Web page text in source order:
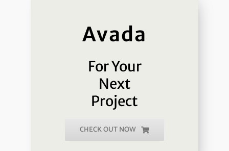
Avada
For Your
Next
Project
CHECK OUT NOW